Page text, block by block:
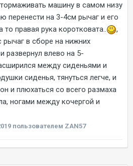
машину в самом низу
перенести на 3-4см рычаг и его
правая рука коротковата..
,
рычаг в сборе на нижних
развернул влево на 5-
между сиденьями и
сиденья, тянуться легче, и
и плюхаться со всего размаха
ногами между кочергой и
пользователем ZAN57